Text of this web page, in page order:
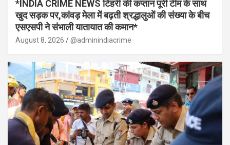
*INDIA CRIME NEWS टिहरी की कप्तान पूरी टीम के साथ
खुद सड़क पर,कांवड़ मेला में बढ़ती श्रद्धालुओं की संख्या के बीच
एसएसपी ने संभाली यातायात की कमान*
August 8, 2026 @adminindiacrime